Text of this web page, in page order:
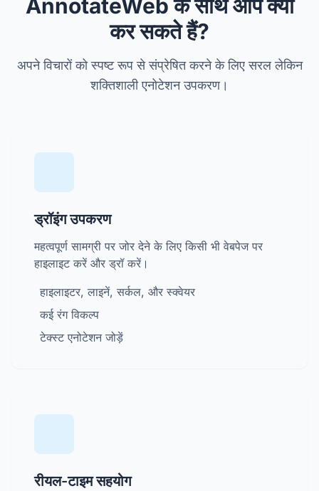
AnnotateWeb के साथ आप क्या
कर सकते हैं?
अपने विचारों को स्पष्ट रूप से संप्रेषित करने के लिए सरल लेकिन
शक्तिशाली एनोटेशन उपकरण।
ड्रॉइंग उपकरण
महत्वपूर्ण सामग्री पर जोर देने के लिए किसी भी वेबपेज पर
हाइलाइट करें और ड्रॉ करें।
हाइलाइटर, लाइनें, सर्कल, और स्क्वेयर
कई रंग विकल्प
टेक्स्ट एनोटेशन जोड़ें
रीयल-टाइम सहयोग